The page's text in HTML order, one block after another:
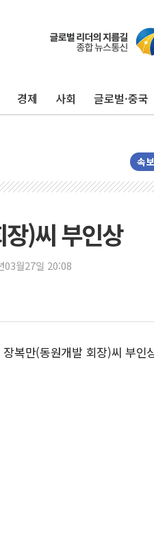
경제 사회 글로벌·중국
속보
)씨 부인상
03월27일 20:08
만(동원개발 회장)씨 부인